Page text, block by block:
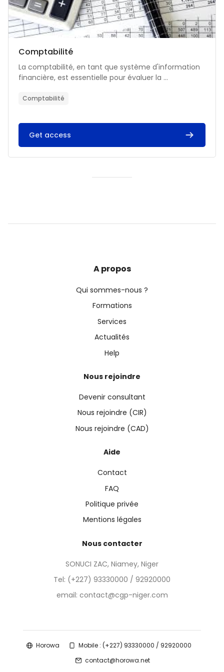
Catégorie de cours
Nom du cours
Comptabilité
Résumé du cours :
La comptabilité, en tant que système d'information
financière, est essentielle pour évaluer la ...
Comptabilité
Get access
A propos
Qui sommes-nous ?
Formations
Services
Actualités
Help
Nous rejoindre
Devenir consultant
Nous rejoindre (CIR)
Nous rejoindre (CAD)
Aide
Contact
FAQ
Politique privée
Mentions légales
Nous contacter
SONUCI ZAC, Niamey, Niger
Tel: (+227) 93330000 / 92920000
email: contact@cgp-niger.com
Horowa
Mobile : (+227) 93330000 / 92920000
contact@horowa.net